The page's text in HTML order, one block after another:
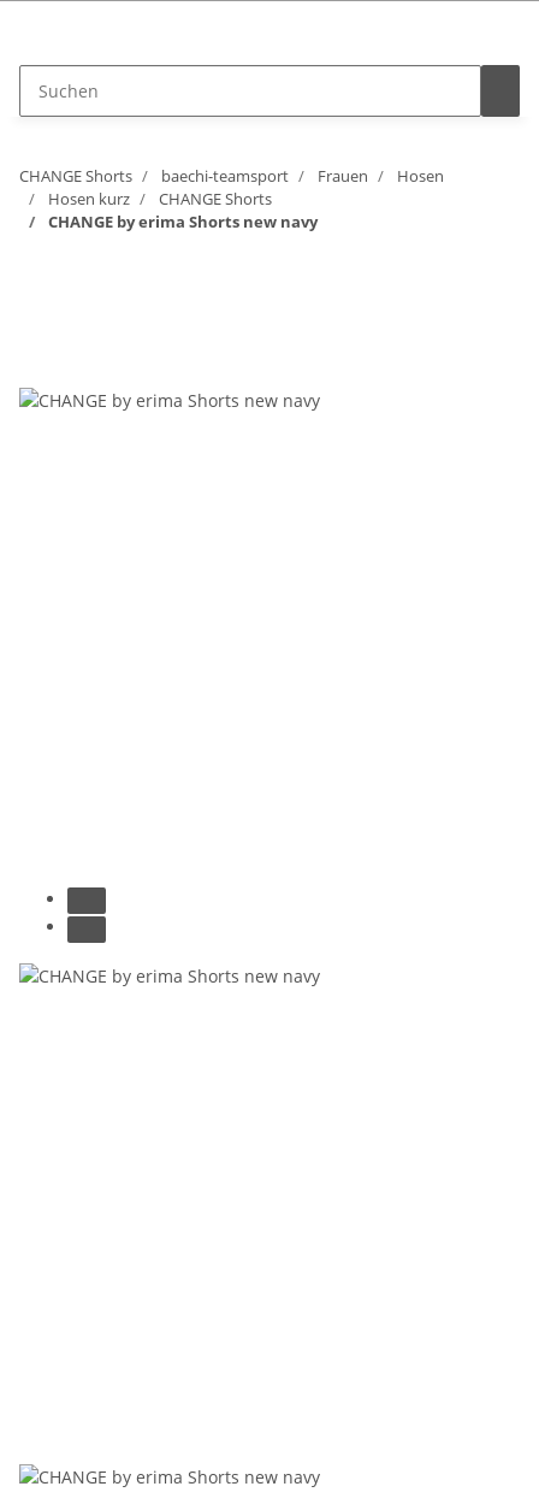
CHANGE Shorts baechi-teamsport Frauen
Hosen
Hosen kurz
CHANGE Shorts
CHANGE by erima Shorts new navy